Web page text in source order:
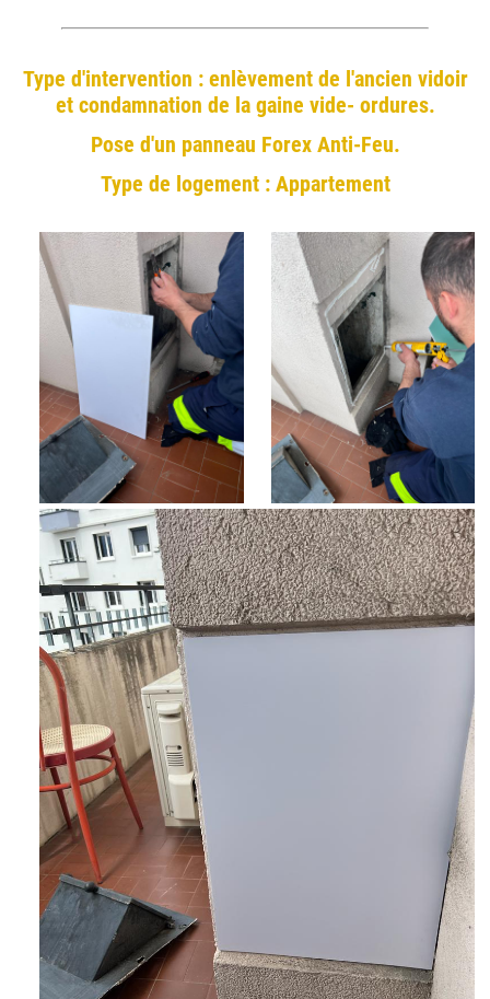
Type d'intervention : enlèvement de l'ancien vidoir
et condamnation de la gaine vide- ordures.
Pose d'un panneau Forex Anti-Feu.
Type de logement : Appartement